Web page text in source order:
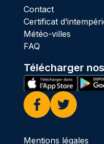
Contact
Certificat
Météo-villes
FAQ
Télécharger
Facebook
Twitter
Mentions légales